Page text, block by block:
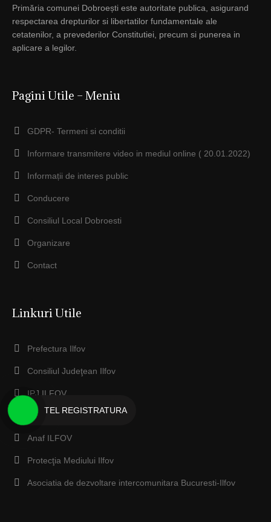
Primăria comunei Dobroești este autoritate publica, asigurand
respectarea drepturilor si libertatilor fundamentale ale
cetatenilor, a prevederilor Constitutiei, precum si punerea in
aplicare a legilor.
Pagini Utile – Meniu
GDPR- Termeni si conditii
Informare transmitere video in mediul online ( 20.01.2022)
Informații de interes public
Conducere
Consiliul Local Dobroesti
Organizare
Contact
Linkuri Utile
Prefectura Ilfov
Consiliul Judeţean Ilfov
IPJ ILFOV
EcoSal Serv Dobroesti
Anaf ILFOV
Protecţia Mediului Ilfov
Asociatia de dezvoltare intercomunitara Bucuresti-Ilfov
TEL REGISTRATURA